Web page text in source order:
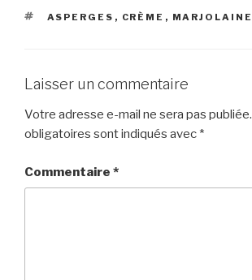
ÉTIQUETTES
ASPERGES , CRÈME , MARJOLAINE
Laisser un commentaire
Votre adresse e-mail ne sera pas publiée.
obligatoires sont indiqués avec *
Commentaire *